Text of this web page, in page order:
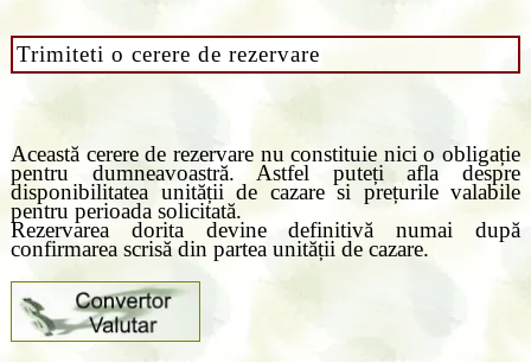
Trimiteti o cerere de rezervare
Această cerere de rezervare nu constituie nici o obligație
pentru dumneavoastră. Astfel puteți afla despre
disponibilitatea unității de cazare si prețurile valabile
pentru perioada solicitată.
Rezervarea dorita devine definitivă numai după
confirmarea scrisă din partea unității de cazare.